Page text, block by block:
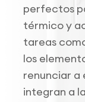
perfectos
térmico y
tareas
los
renunciar a
integran a